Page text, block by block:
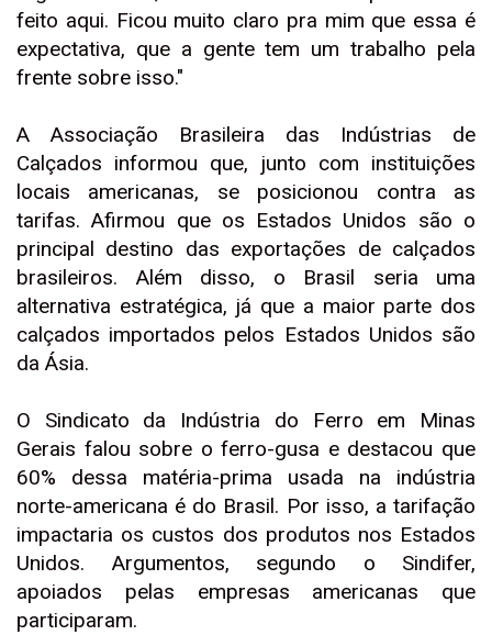
feito aqui. Ficou muito claro pra mim que essa é
expectativa, que a gente tem um trabalho pela
frente sobre isso."
A Associação Brasileira das Indústrias de
Calçados informou que, junto com instituições
locais americanas, se posicionou contra as
tarifas. Afirmou que os Estados Unidos são o
principal destino das exportações de calçados
brasileiros. Além disso, o Brasil seria uma
alternativa estratégica, já que a maior parte dos
calçados importados pelos Estados Unidos são
da Ásia.
O Sindicato da Indústria do Ferro em Minas
Gerais falou sobre o ferro-gusa e destacou que
60% dessa matéria-prima usada na indústria
norte-americana é do Brasil. Por isso, a tarifação
impactaria os custos dos produtos nos Estados
Unidos. Argumentos, segundo o Sindifer,
apoiados pelas empresas americanas que
participaram.